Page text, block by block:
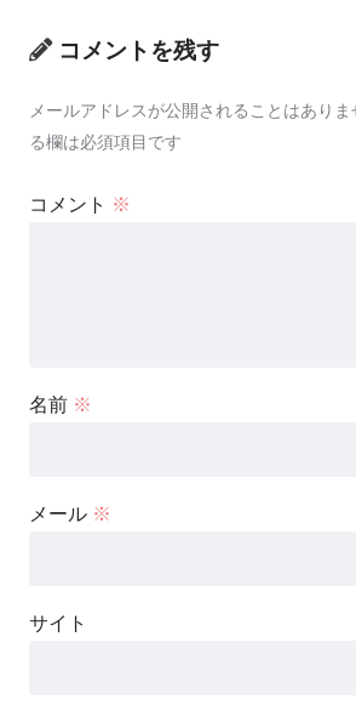
コメントを残す
メールアドレスが公開されることはありま
る欄は必須項目です
コメント ※
名前 ※
メール ※
サイト